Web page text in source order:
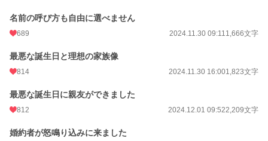
月間ポイント
年間ポイント 174,625 pt (3,604 位)
累計ポイント
名前の呼び方も自由に選べません
689 2024.11.30 09:111,666文字
最悪な誕生日と理想の家族像
814 2024.11.30 16:001,823文字
最悪な誕生日に親友ができました
812 2024.12.01 09:522,209文字
婚約者が怒鳴り込みに来ました